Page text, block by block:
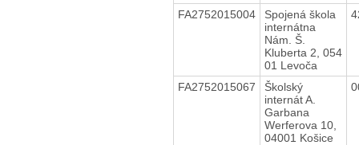
FA2752015004
Spojená škola
internátna
Nám. Š.
Kluberta 2, 054
01 Levoča
FA2752015067
Školský
internát A.
Garbana
Werferova 10,
04001 Košice